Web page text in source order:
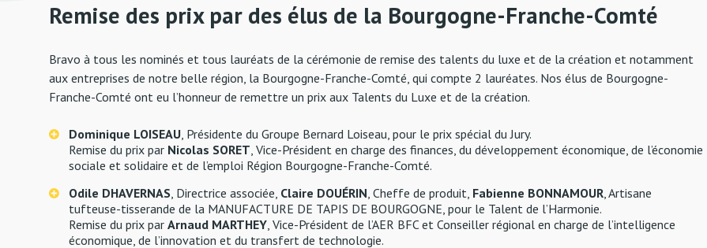
Remise des prix par des élus de la Bourgogne-Franche-Comté
Bravo à tous les nominés et tous lauréats de la cérémonie de remise des talents du luxe et de la création et notamment
aux entreprises de notre belle région, la Bourgogne-Franche-Comté, qui compte 2 lauréates. Nos élus de Bourgogne-
Franche-Comté ont eu l’honneur de remettre un prix aux Talents du Luxe et de la création.
Dominique LOISEAU, Présidente du Groupe Bernard Loiseau, pour le prix spécial du Jury.
Remise du prix par Nicolas SORET, Vice-Président en charge des finances, du développement économique, de l’économie
sociale et solidaire et de l’emploi Région Bourgogne-Franche-Comté.
Odile DHAVERNAS, Directrice associée, Claire DOUÉRIN, Cheffe de produit, Fabienne BONNAMOUR, Artisane
tufteuse-tisserande de la MANUFACTURE DE TAPIS DE BOURGOGNE, pour le Talent de l’Harmonie.
Remise du prix par Arnaud MARTHEY, Vice-Président de l’AER BFC et Conseiller régional en charge de l’intelligence
économique, de l’innovation et du transfert de technologie.